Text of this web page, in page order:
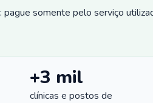
pague somente pelo serviço
+3 mil
clínicas e postos de